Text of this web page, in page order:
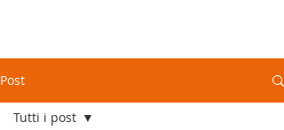
Post
Tutti i post